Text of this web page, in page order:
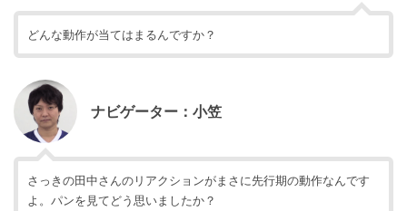
どんな動作が当てはまるんですか？
ナビゲーター：小笠
さっきの田中さんのリアクションがまさに先行期の動作なんです
よ。パンを見てどう思いましたか？